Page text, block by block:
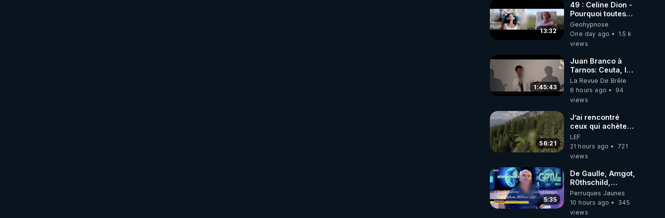
13:32
49 : Celine Dion -
Pourquoi toutes
ces rumeurs ?
Enquête sous
hypnose
Geohypnose
One day ago
1.5 k
views
1:45:43
Juan Branco à
Tarnos: Ceuta, le
narcotrafic et le
pouvoir en France
La Revue De Brêle
6 hours ago
94
views
56:21
J’ai rencontré
ceux qui achètent
des bunkers pour
survivre à la fin
du monde
LEF
21 hours ago
721
views
5:35
De Gaulle, Amgot,
R0thschild,
Macron &
Pompidou…
Macron Claude
Perruques Jaunes
10 hours ago
345
views